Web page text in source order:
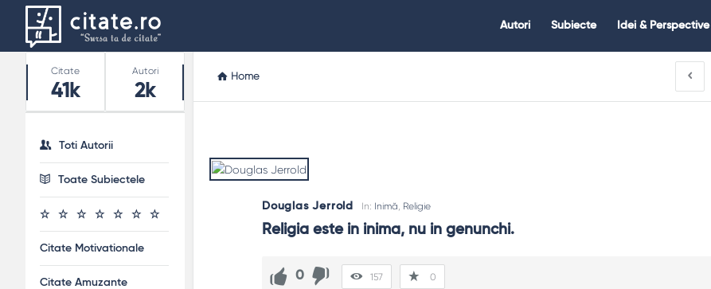
Citate.ro
Autori Subiecte Idei & Perspective
Home
Douglas Jerrold In: Inimă Religie
Religia este in inima, nu in genunchi.
0 157 0
Stats
Citate
41k
Autori
2k
Toti Autorii
Toate Subiectele
Citate Motivationale
Citate Amuzante